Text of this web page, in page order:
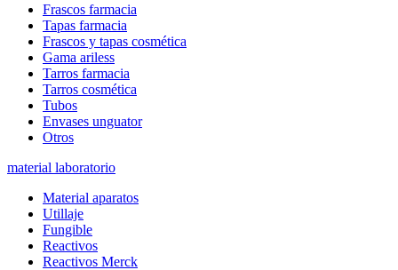
Frascos farmacia
Tapas farmacia
Frascos y tapas cosmética
Gama ariless
Tarros farmacia
Tarros cosmética
Tubos
Envases unguator
Otros
material laboratorio
Material aparatos
Utillaje
Fungible
Reactivos
Reactivos Merck